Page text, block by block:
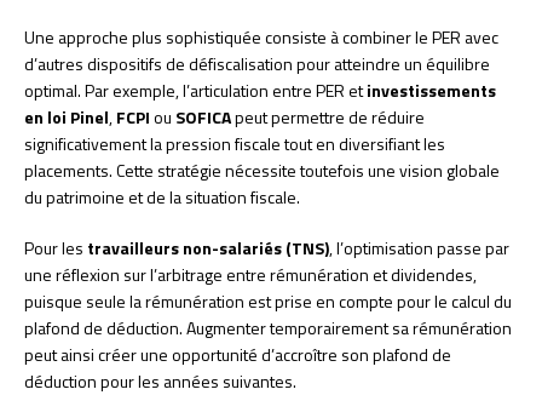
Une approche plus sophistiquée consiste à combiner le PER avec
d’autres dispositifs de défiscalisation pour atteindre un équilibre
optimal. Par exemple, l’articulation entre PER etinvestissements
en loi Pinel,FCPIou SOFICApeut permettre de réduire
significativement la pression fiscale tout en diversifiant les
placements. Cette stratégie nécessite toutefois une vision globale
du patrimoine et de la situation fiscale.
Pour les travailleurs non-salariés (TNS), l’optimisation passe par
une réflexion sur l’arbitrage entre rémunération et dividendes,
puisque seule la rémunération est prise en compte pour le calcul du
plafond de déduction. Augmenter temporairement sa rémunération
peut ainsi créer une opportunité d’accroître son plafond de
déduction pour les années suivantes.